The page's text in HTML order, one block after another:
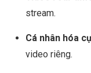
stream.
Cá nhân hóa
video riêng.